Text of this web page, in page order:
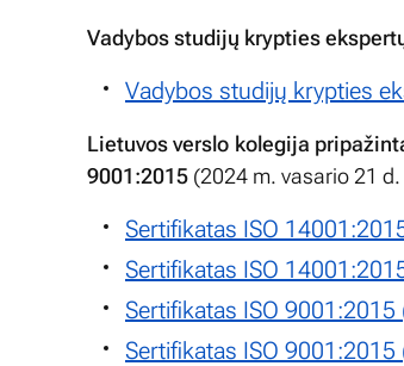
Vadybos studijų krypties
Vadybos studijų krypties
Lietuvos verslo kolegija
9001:2015 (2024 m. vasario 21
Sertifikatas ISO
Sertifikatas ISO
Sertifikatas ISO 9001:2015
Sertifikatas ISO 9001:2015